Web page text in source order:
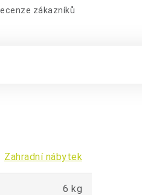
zákazníků
Zahradní nábytek
6 kg